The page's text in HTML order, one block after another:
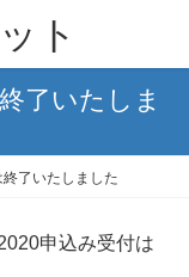
ト
了いたしま
了いたしました
申込み受付は